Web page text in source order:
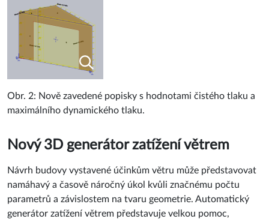
Obr. 2: Nově zavedené popisky s hodnotami čistého tlaku a
maximálního dynamického tlaku.
Nový 3D generátor zatížení větrem
Návrh budovy vystavené účinkům větru může představovat
namáhavý a časově náročný úkol kvůli značnému počtu
parametrů a závislostem na tvaru geometrie. Automatický
generátor zatížení větrem představuje velkou pomoc,